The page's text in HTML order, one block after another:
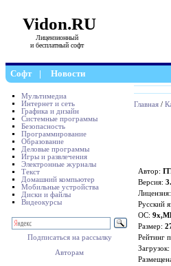
Vidon.RU
Лицензионный
и бесплатный софт
Софт | Новости
Мультимедиа
Интернет и сеть
Графика и дизайн
Системные программы
Безопасность
Программирование
Образование
Деловые программы
Игры и развлечения
Электронные журналы
Текст
Домашний компьютер
Мобильные устройства
Диски и файлы
Видеокурсы
Подписаться на рассылку
Авторам
Главная /
Автор:
Версия:
Лицензия:
Русский
ОС:
Размер:
Рейтинг
Загрузок: